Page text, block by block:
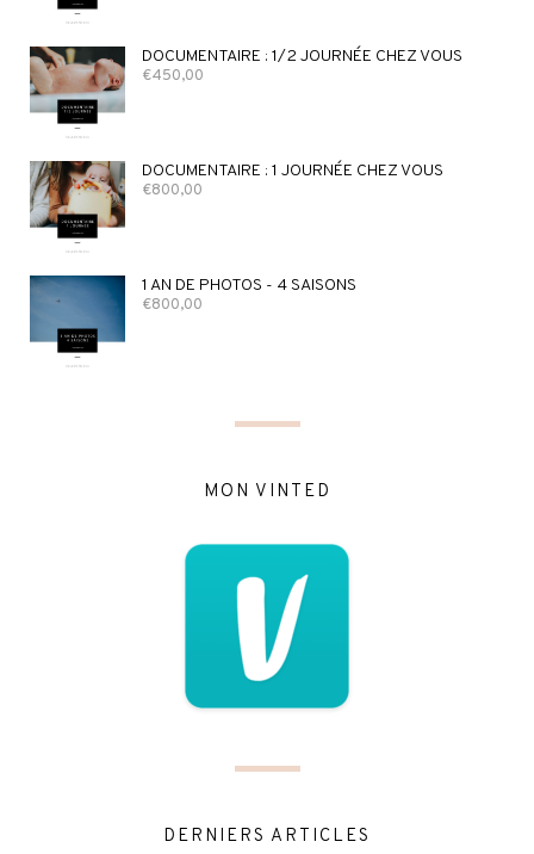
DOCUMENTAIRE : 1/2 JOURNÉE CHEZ VOUS
€450,00
DOCUMENTAIRE : 1 JOURNÉE CHEZ VOUS
€800,00
1 AN DE PHOTOS - 4 SAISONS
€800,00
MON VINTED
DERNIERS ARTICLES